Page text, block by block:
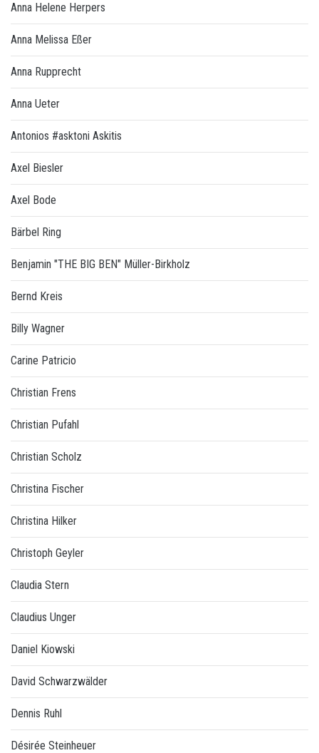
Anna Helene Herpers
Anna Melissa Eßer
Anna Rupprecht
Anna Ueter
Antonios #asktoni Askitis
Axel Biesler
Axel Bode
Bärbel Ring
Benjamin "THE BIG BEN" Müller-Birkholz
Bernd Kreis
Billy Wagner
Carine Patricio
Christian Frens
Christian Pufahl
Christian Scholz
Christina Fischer
Christina Hilker
Christoph Geyler
Claudia Stern
Claudius Unger
Daniel Kiowski
David Schwarzwälder
Dennis Ruhl
Désirée Steinheuer